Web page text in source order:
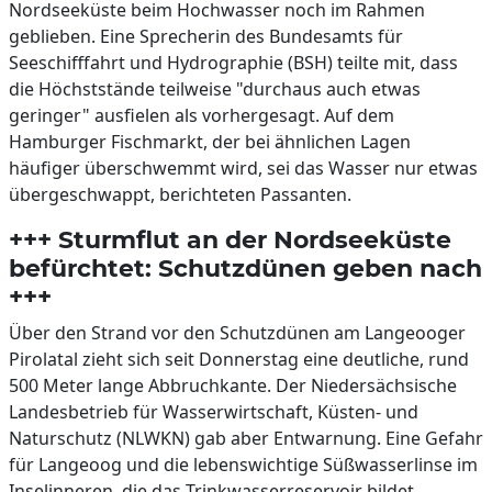
Nordseeküste beim Hochwasser noch im Rahmen
geblieben. Eine Sprecherin des Bundesamts für
Seeschifffahrt und Hydrographie (BSH) teilte mit, dass
die Höchststände teilweise "durchaus auch etwas
geringer" ausfielen als vorhergesagt. Auf dem
Hamburger Fischmarkt, der bei ähnlichen Lagen
häufiger überschwemmt wird, sei das Wasser nur etwas
übergeschwappt, berichteten Passanten.
+++ Sturmflut an der Nordseeküste
befürchtet: Schutzdünen geben nach
+++
Über den Strand vor den Schutzdünen am Langeooger
Pirolatal zieht sich seit Donnerstag eine deutliche, rund
500 Meter lange Abbruchkante. Der Niedersächsische
Landesbetrieb für Wasserwirtschaft, Küsten- und
Naturschutz (NLWKN) gab aber Entwarnung. Eine Gefahr
für Langeoog und die lebenswichtige Süßwasserlinse im